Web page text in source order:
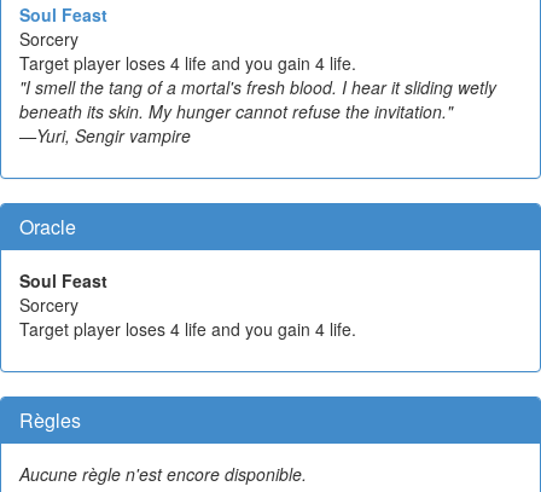
Soul Feast
Sorcery
Target player loses 4 life and you gain 4 life.
"I smell the tang of a mortal's fresh blood. I hear it sliding wetly
beneath its skin. My hunger cannot refuse the invitation."
—Yuri, Sengir vampire
Oracle
Soul Feast
Sorcery
Target player loses 4 life and you gain 4 life.
Règles
Aucune règle n'est encore disponible.